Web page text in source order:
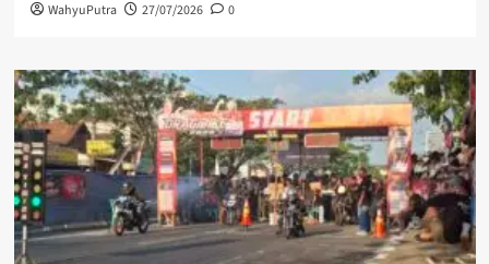
WahyuPutra 27/07/2026 0